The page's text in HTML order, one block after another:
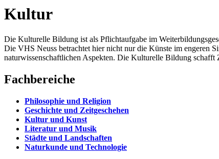
Kultur
Die Kulturelle Bildung ist als Pflichtaufgabe im
Die VHS Neuss betrachtet hier nicht nur die Künste im engeren
naturwissenschaftlichen Aspekten. Die Kulturelle Bildung
Fachbereiche
Philosophie und Religion
Geschichte und Zeitgeschehen
Kultur und Kunst
Literatur und Musik
Städte und Landschaften
Naturkunde und Technologie